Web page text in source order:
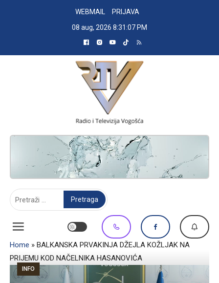
WEBMAIL
PRIJAVA
08 aug, 2026 8:31:07 PM
RADIO TELEVIZIJA VOGOŠĆA
Home » BALKANSKA PRVAKINJA DŽEJLA KOŽLJAK NA
PRIJEMU KOD NAČELNIKA HASANOVIĆA
INFO